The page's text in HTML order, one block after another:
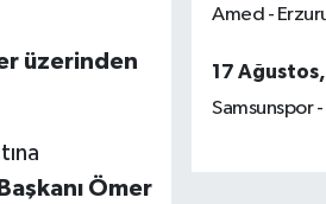
üzerinden
Ömer
Amed -
17
Samsunspor